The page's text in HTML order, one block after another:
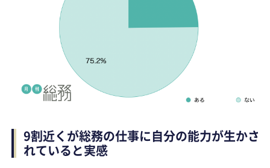
9割近くが総務の仕事に自分の能力が生かさ
れていると実感